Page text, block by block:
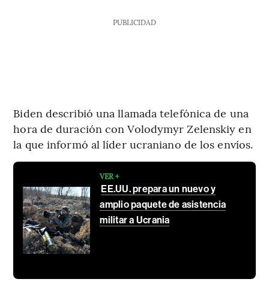
PUBLICIDAD
Biden describió una llamada telefónica de una
hora de duración con Volodymyr Zelenskiy en
la que informó al líder ucraniano de los envíos.
VER +
EE.UU. prepara un nuevo y
amplio paquete de asistencia
militar a Ucrania